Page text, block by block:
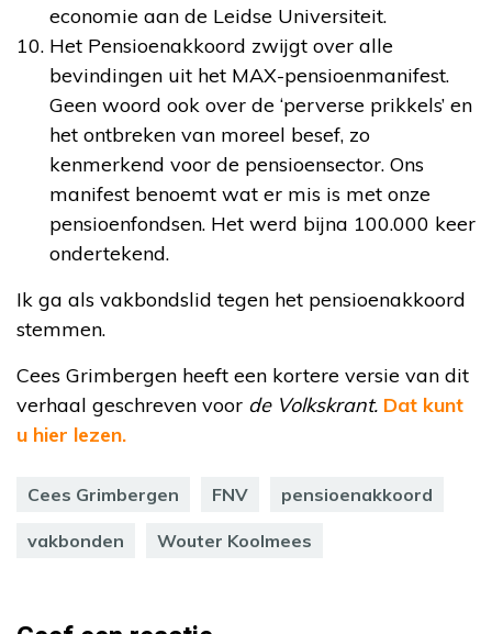
economie aan de Leidse Universiteit.
Het Pensioenakkoord zwijgt over alle
bevindingen uit het MAX-pensioenmanifest.
Geen woord ook over de ‘perverse prikkels’ en
het ontbreken van moreel besef, zo
kenmerkend voor de pensioensector. Ons
manifest benoemt wat er mis is met onze
pensioenfondsen. Het werd bijna 100.000 keer
ondertekend.
Ik ga als vakbondslid tegen het pensioenakkoord
stemmen.
Cees Grimbergen heeft een kortere versie van dit
verhaal geschreven voor de Volkskrant. Dat kunt
u hier lezen.
Cees Grimbergen FNV pensioenakkoord
vakbonden Wouter Koolmees